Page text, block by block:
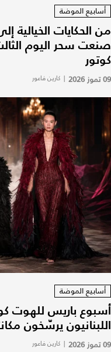
أسابيع الموضة
من الحكايات الخيالية
صنعت سحر اليوم
كوتور
09 تموز 2026 | كارين فاعور
أسابيع الموضة
اللبنانيون يرسّخون
09 تموز 2026 | كارين فاعور